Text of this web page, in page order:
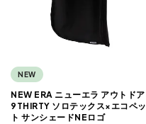
NEW
NEW ERA ニューエラ アウトドア
9THIRTY ソロテックス×エコペッ
ト サンシェードNEロゴ